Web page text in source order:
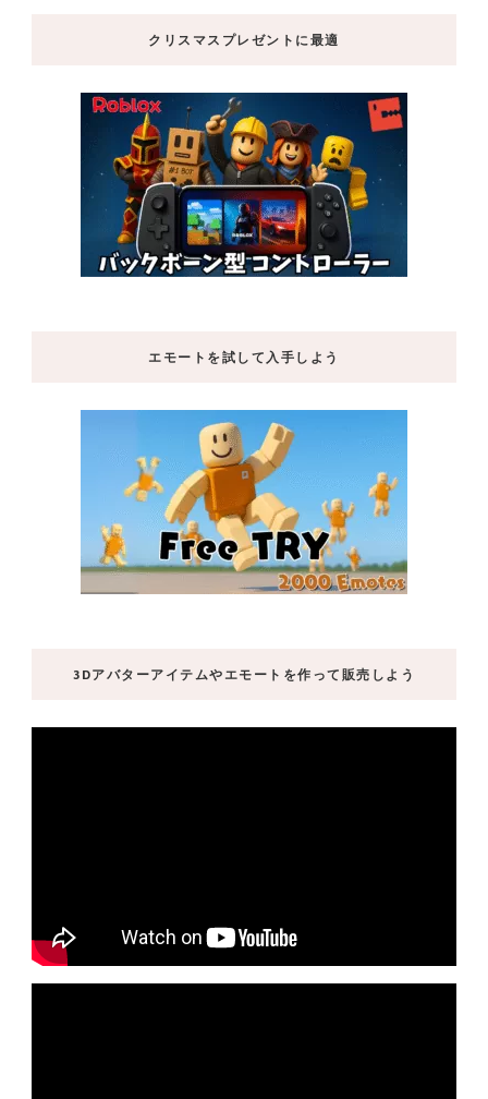
クリスマスプレゼントに最適
エモートを試して入手しよう
3Dアバターアイテムやエモートを作って販売しよう